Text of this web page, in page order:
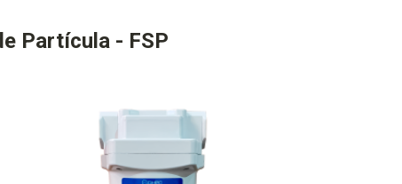
Partícula - FSP